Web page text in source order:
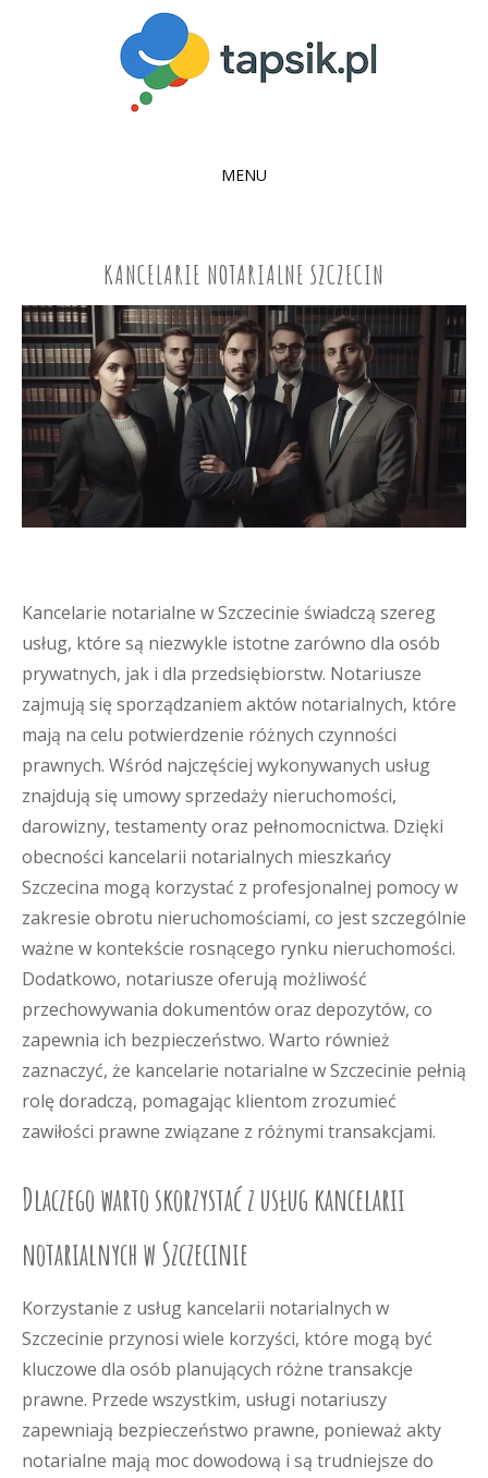
MENU
KANCELARIE NOTARIALNE SZCZECIN
Kancelarie notarialne w Szczecinie świadczą szereg
usług, które są niezwykle istotne zarówno dla osób
prywatnych, jak i dla przedsiębiorstw. Notariusze
zajmują się sporządzaniem aktów notarialnych, które
mają na celu potwierdzenie różnych czynności
prawnych. Wśród najczęściej wykonywanych usług
znajdują się umowy sprzedaży nieruchomości,
darowizny, testamenty oraz pełnomocnictwa. Dzięki
obecności kancelarii notarialnych mieszkańcy
Szczecina mogą korzystać z profesjonalnej pomocy w
zakresie obrotu nieruchomościami, co jest szczególnie
ważne w kontekście rosnącego rynku nieruchomości.
Dodatkowo, notariusze oferują możliwość
przechowywania dokumentów oraz depozytów, co
zapewnia ich bezpieczeństwo. Warto również
zaznaczyć, że kancelarie notarialne w Szczecinie pełnią
rolę doradczą, pomagając klientom zrozumieć
zawiłości prawne związane z różnymi transakcjami.
Dlaczego warto skorzystać z usług kancelarii
notarialnych w Szczecinie
Korzystanie z usług kancelarii notarialnych w
Szczecinie przynosi wiele korzyści, które mogą być
kluczowe dla osób planujących różne transakcje
prawne. Przede wszystkim, usługi notariuszy
zapewniają bezpieczeństwo prawne, ponieważ akty
notarialne mają moc dowodową i są trudniejsze do